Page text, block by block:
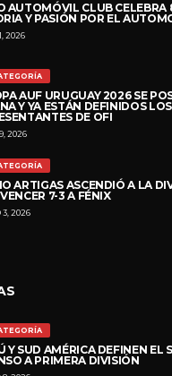
AUTOMÓVIL CLUB CELEBRA
Y PASIÓN POR EL
2026
AUF URUGUAY 2026 SE
Y YA ESTÁN DEFINIDOS LOS
DE OFI
2026
ARTIGAS ASCENDIÓ A LA
7-3 A FÉNIX
3, 2026
Y SUD AMÉRICA DEFINEN EL
A PRIMERA DIVISIÓN